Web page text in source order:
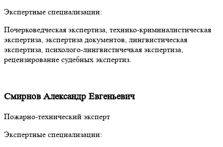
Экспертные специализации:
Почерковедческая экспертиза, технико-криминалистическая
экспертиза, экспертиза документов, лингвистическая
экспертиза, психолого-лингвистичечкая экспертиза,
рецензирование судебных экспертиз.
Смирнов Александр Евгеньевич
Пожарно-технический эксперт
Экспертные специализации: